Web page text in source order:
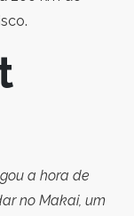
a hora de
no Makai, um